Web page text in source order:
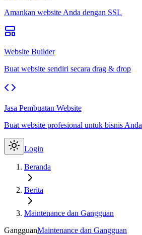
Amankan website Anda dengan SSL
Website Builder
Buat website sendiri secara drag & drop
Jasa Pembuatan Website
Buat website profesional untuk bisnis Anda
Login
Beranda
Berita
Maintenance dan Gangguan
GangguanMaintenance dan Gangguan